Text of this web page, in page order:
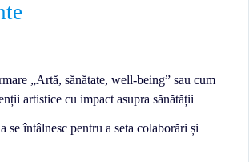
„Artă, sănătate, well-being” sau cum
artistice cu impact asupra sănătății
se întâlnesc pentru a seta colaborări și